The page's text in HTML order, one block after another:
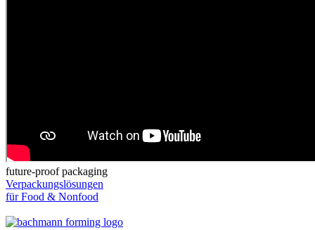
future-proof packaging
Verpackungslösungen
für Food & Nonfood